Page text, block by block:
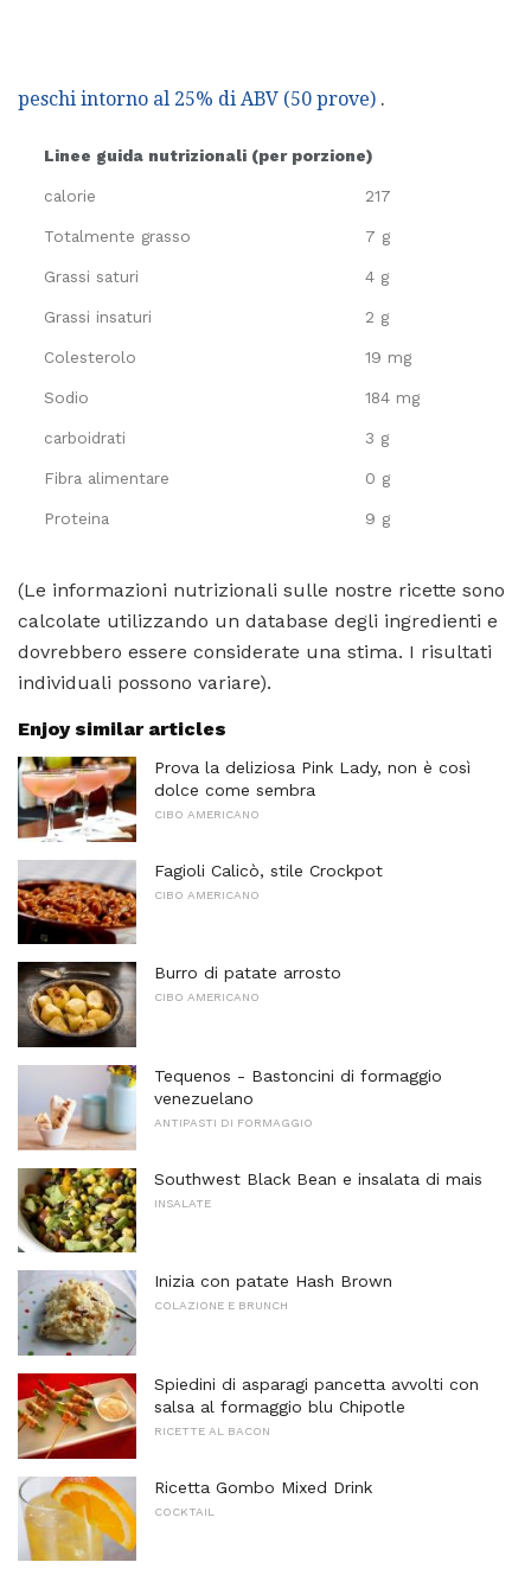
peschi intorno al 25% di ABV (50 prove) .
Linee guida nutrizionali (per porzione)
calorie 217
Totalmente grasso 7 g
Grassi saturi 4 g
Grassi insaturi 2 g
Colesterolo 19 mg
Sodio 184 mg
carboidrati 3 g
Fibra alimentare 0 g
Proteina 9 g
(Le informazioni nutrizionali sulle nostre ricette sono
calcolate utilizzando un database degli ingredienti e
dovrebbero essere considerate una stima. I risultati
individuali possono variare).
Enjoy similar articles
Prova la deliziosa Pink Lady, non è così
dolce come sembra
CIBO AMERICANO
Fagioli Calicò, stile Crockpot
CIBO AMERICANO
Burro di patate arrosto
CIBO AMERICANO
Tequenos - Bastoncini di formaggio
venezuelano
ANTIPASTI DI FORMAGGIO
Southwest Black Bean e insalata di mais
INSALATE
Inizia con patate Hash Brown
COLAZIONE E BRUNCH
Spiedini di asparagi pancetta avvolti con
salsa al formaggio blu Chipotle
RICETTE AL BACON
Ricetta Gombo Mixed Drink
COCKTAIL